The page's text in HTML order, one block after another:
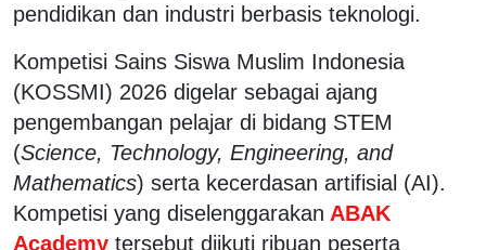
pendidikan dan industri berbasis teknologi.
Kompetisi Sains Siswa Muslim Indonesia
(KOSSMI) 2026 digelar sebagai ajang
pengembangan pelajar di bidang STEM
(Science, Technology, Engineering, and
Mathematics) serta kecerdasan artifisial (AI).
Kompetisi yang diselenggarakan ABAK
Academy tersebut diikuti ribuan peserta